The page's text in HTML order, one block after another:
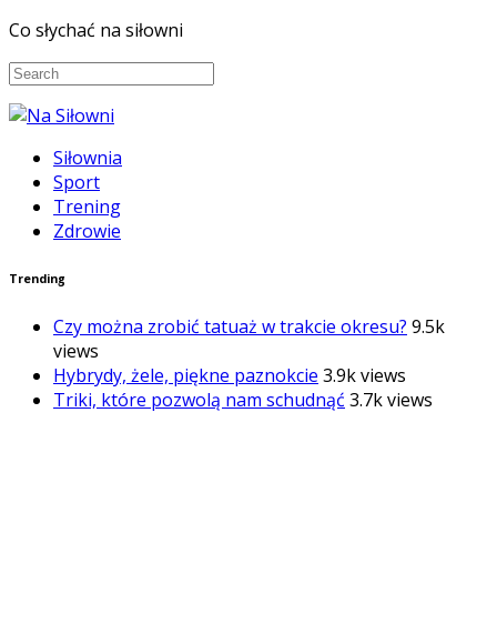
Co słychać na siłowni
Siłownia
Sport
Trening
Zdrowie
Trending
Czy można zrobić tatuaż w trakcie okresu? 9.5k
views
Hybrydy, żele, piękne paznokcie 3.9k views
Triki, które pozwolą nam schudnąć 3.7k views